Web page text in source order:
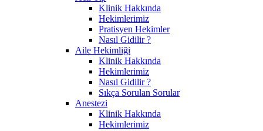
Klinik Hakkında
Hekimlerimiz
Pratisyen Hekimler
Nasıl Gidilir ?
Aile Hekimliği
Klinik Hakkında
Hekimlerimiz
Nasıl Gidilir ?
Sıkça Sorulan Sorular
Anestezi
Klinik Hakkında
Hekimlerimiz